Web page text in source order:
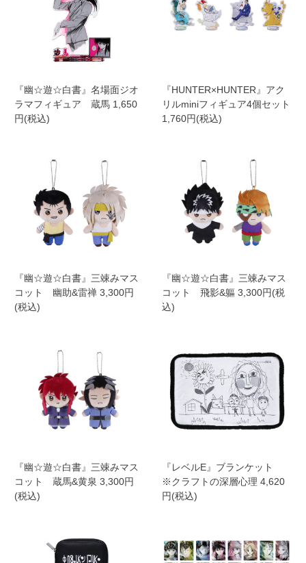
『幽☆遊☆白書』名場面ジオ
ラマフィギュア 蔵馬 1,650
円(税込)
『HUNTER×HUNTER』アク
リルminiフィギュア4個セット
1,760円(税込)
『幽☆遊☆白書』三竦みマス
コット 幽助&雷禅 3,300円
(税込)
『幽☆遊☆白書』三竦みマス
コット 飛影&軀 3,300円(税
込)
『幽☆遊☆白書』三竦みマス
コット 蔵馬&黄泉 3,300円
(税込)
『レベルE』ブランケット
※クラフトの深層心理 4,620
円(税込)